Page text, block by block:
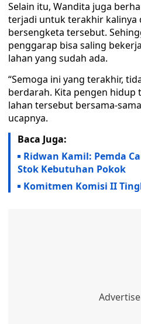
Selain itu, Wandita juga
terjadi untuk terakhir kalinya
bersengketa tersebut.
penggarap bisa saling
lahan yang sudah ada.
“Semoga ini yang terakhir,
berdarah. Kita pengen hidup
lahan tersebut bersama-
ucapnya.
Baca Juga:
Ridwan Kamil: Pemda
Stok Kebutuhan Pokok
Komitmen Komisi II